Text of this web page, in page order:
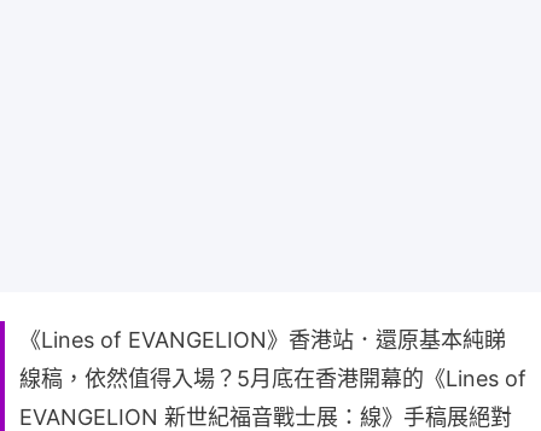
《Lines of EVANGELION》香港站．還原基本純睇
線稿，依然值得入場？5月底在香港開幕的《Lines of
EVANGELION 新世紀福音戰士展：線》手稿展絕對